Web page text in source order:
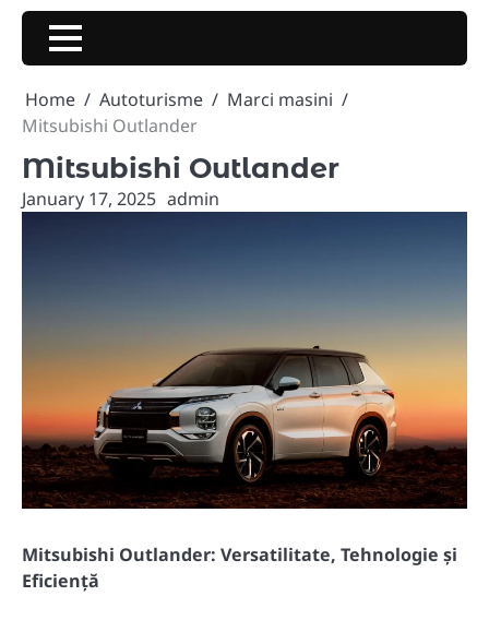
Skip
content
Home
Autoturisme
Marci masini
Mitsubishi Outlander
Mitsubishi Outlander
January 17, 2025 admin
Mitsubishi Outlander: Versatilitate, Tehnologie și
Eficiență